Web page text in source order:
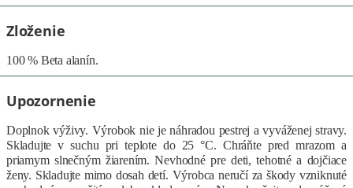
Zloženie
100 % Beta alanín.
Upozornenie
Doplnok výživy. Výrobok nie je náhradou pestrej a vyváženej stravy.
Skladujte v suchu pri teplote do 25 °C. Chráňte pred mrazom a
priamym slnečným žiarením. Nevhodné pre deti, tehotné a dojčiace
ženy. Skladujte mimo dosah detí. Výrobca neručí za škody vzniknuté